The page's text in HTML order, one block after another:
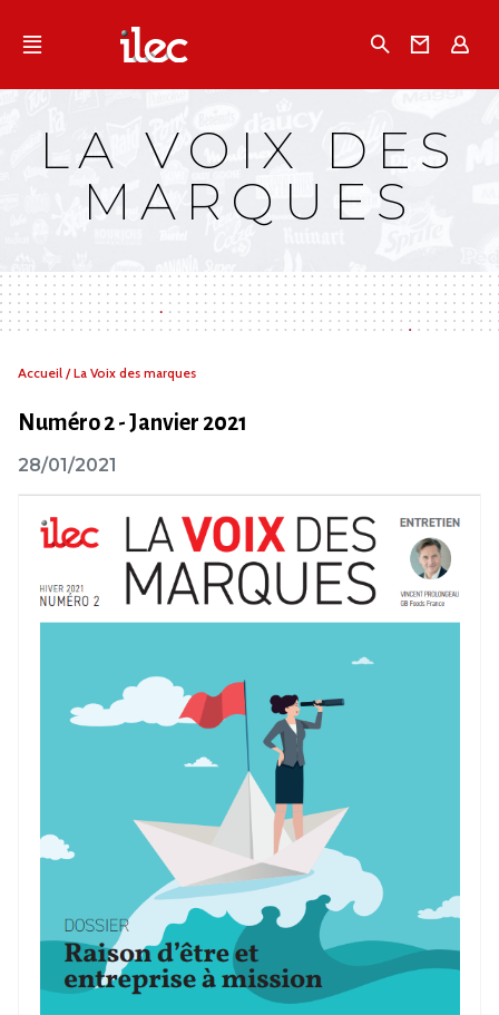
Qu'est-ce que l’Ilec
Campagnes multimarques
Dans la presse
LA VOIX DES
MARQUES
Vous
Accueil /La Voix des marques
Numéro 2 - Janvier 2021
28/01/2021